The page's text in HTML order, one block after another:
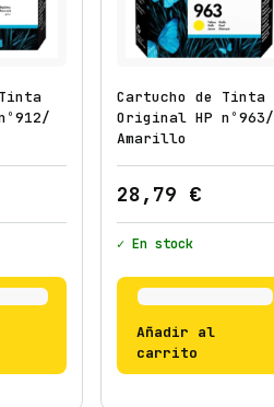
Cartucho de Tinta
Original HP nº963/
Amarillo
28,79 €
✓ En stock
Añadir al
carrito